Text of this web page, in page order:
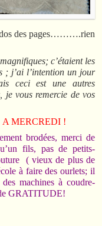
dos des pages……….rien
c’étaient les
; j’ai l’intention un jour
ceci est une autres
vous remercie de vos
A MERCREDI !
brodées, merci de
fils, pas de petits-
( vieux de plus de
à faire des ourlets; il
machines à coudre-
GRATITUDE!